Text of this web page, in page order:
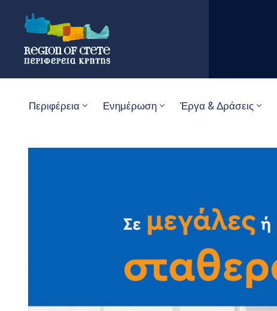
Περιφέρεια Ενημέρωση Έργα & Δράσεις